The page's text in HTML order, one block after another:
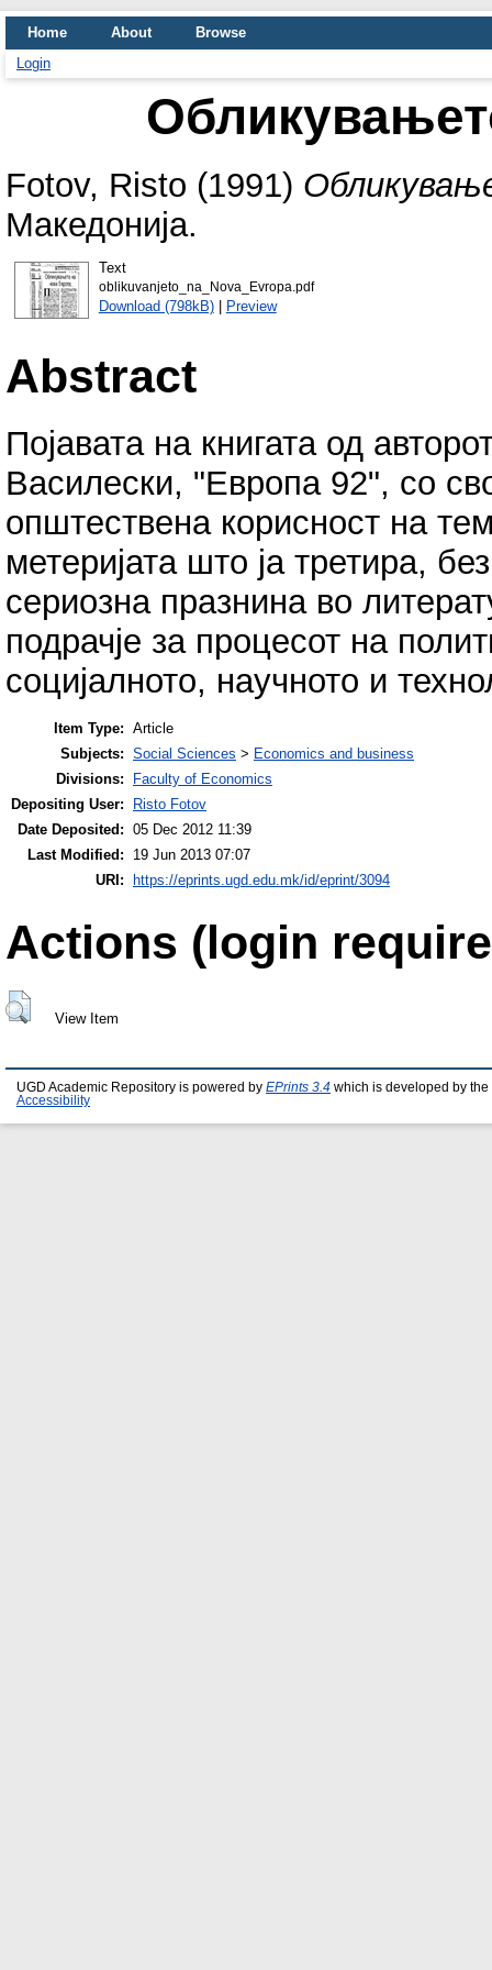
Home About
Browse
Login
Fotov, Risto (1991)
Македонија.
Text
oblikuvanjeto_na_Nova_Evropa.pdf
Download (798kB)| Preview
Abstract
Појавата на книгата од
Василески, "Европа 92", со
општествена корисност на
метеријата што ја третира,
сериозна празнина во
подрачје за процесот на
социјалното, научното и
Item Type: Article
Subjects: Social Sciences > Economics and business
Divisions:
Faculty of Economics
Depositing User:
Risto Fotov
Date Deposited: 05 Dec 2012 11:39
Last Modified:
19 Jun 2013 07:07
URI:
https://eprints.ugd.edu.mk/id/eprint/3094
Actions (login
View Item
UGD Academic Repository is powered by EPrints 3.4 which is developed by the
Accessibility